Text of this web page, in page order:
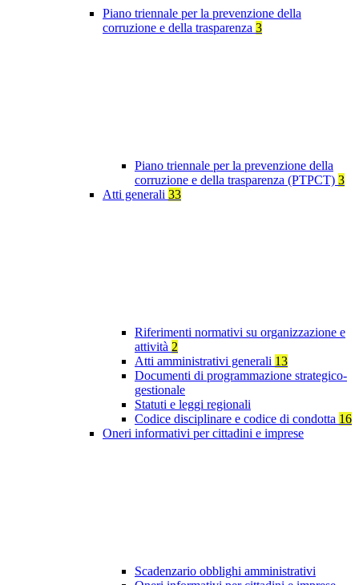
Piano triennale per la prevenzione della
corruzione e della trasparenza 3
Piano triennale per la prevenzione della
corruzione e della trasparenza (PTPCT) 3
Atti generali 33
Riferimenti normativi su organizzazione e
attività 2
Atti amministrativi generali 13
Documenti di programmazione strategico-
gestionale
Statuti e leggi regionali
Codice disciplinare e codice di condotta 16
Oneri informativi per cittadini e imprese
Scadenzario obblighi amministrativi